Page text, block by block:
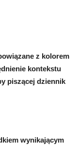
z kolorem
kontekstu
piszącej dziennik
wynikającym